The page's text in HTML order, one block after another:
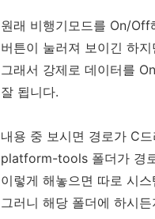
원래 비행기모드를 On/Off
버튼이 눌러져 보이긴 하
그래서 강제로 데이터를
잘 됩니다.
내용 중 보시면 경로가 C
platform-tools 폴더가 경
이렇게 해놓으면 따로 시
그러니 해당 폴더에 하시든